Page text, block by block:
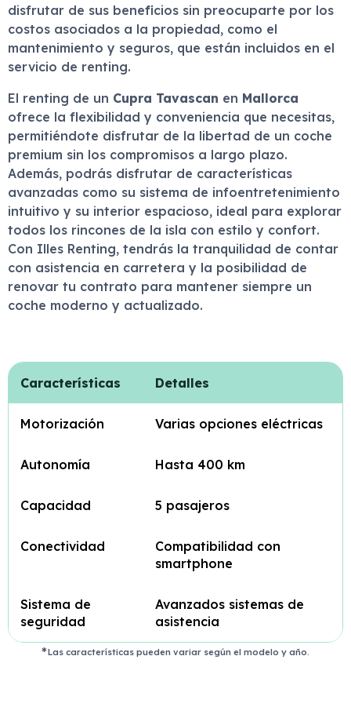
disfrutar de sus beneficios sin preocuparte por los
costos asociados a la propiedad, como el
mantenimiento y seguros, que están incluidos en el
servicio de renting.
El renting de un Cupra Tavascan en Mallorca
ofrece la flexibilidad y conveniencia que necesitas,
permitiéndote disfrutar de la libertad de un coche
premium sin los compromisos a largo plazo.
Además, podrás disfrutar de características
avanzadas como su sistema de infoentretenimiento
intuitivo y su interior espacioso, ideal para explorar
todos los rincones de la isla con estilo y confort.
Con Illes Renting, tendrás la tranquilidad de contar
con asistencia en carretera y la posibilidad de
renovar tu contrato para mantener siempre un
coche moderno y actualizado.
Características Detalles
Motorización Varias opciones eléctricas
Autonomía Hasta 400 km
Capacidad 5 pasajeros
Conectividad
Compatibilidad con
smartphone
Sistema de
seguridad
Avanzados sistemas de
asistencia
Las características pueden variar según el modelo y año.